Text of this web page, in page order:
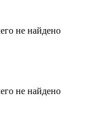
не найдено
не найдено